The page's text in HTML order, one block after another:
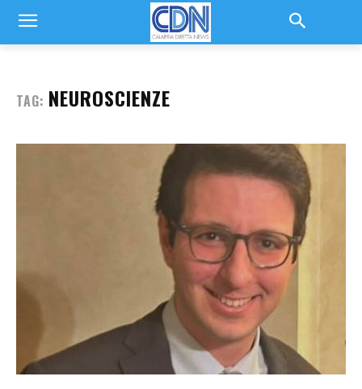
TAG: NEUROSCIENZE